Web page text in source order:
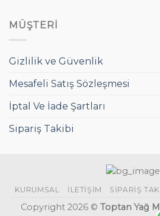
MÜŞTERI
Gizlilik ve Güvenlik
Mesafeli Satış Sözleşmesi
İptal Ve İade Şartları
Sipariş Takibi
KURUMSAL İLETIŞIM SIPARIŞ
Copyright 2026 © Toptan Yağ